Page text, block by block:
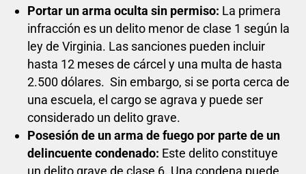
Portar un arma oculta sin permiso: La primera
infracción es un delito menor de clase 1 según la
ley de Virginia. Las sanciones pueden incluir
hasta 12 meses de cárcel y una multa de hasta
2.500 dólares. Sin embargo, si se porta cerca de
una escuela, el cargo se agrava y puede ser
considerado un delito grave.
Posesión de un arma de fuego por parte de un
delincuente condenado: Este delito constituye
un delito grave de clase 6. Una condena puede